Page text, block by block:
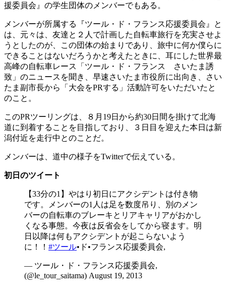
援委員会』の学生団体のメンバーでもある。
メンバーが所属する『ツール・ド・フランス応援委員会』と
は、元々は、友達と２人で計画した自転車旅行を充実させよ
うとしたのが、この団体の始まりであり、旅中に何か僕らに
できることはないだろうかと考えたときに、耳にした世界最
高峰の自転車レース「ツール・ド・フランス さいたま誘
致」のニュースを聞き、早速さいたま市役所に出向き、さい
たま副市長から「大会をPRする」活動許可をいただいたと
のこと。
このPRツーリングは、８月19日から約30日間を掛けて北海
道に到着することを目指しており、３日目を迎えた本日は新
潟付近を走行中とのことだ。
メンバーは、道中の様子をTwitterで伝えている。
初日のツイート
【33分の1】やはり初日にアクシデントは付き物
です。メンバーの1人は足を数度吊り、別のメン
バーの自転車のブレーキとリアキャリアがおかし
くなる事態。今夜は反省会をしてから寝ます。明
日以降は何もアクシデントが起こらないよう
に！！ #ツール•ド•フランス応援委員会,
— ツール・ド・フランス応援委員会,
(@le_tour_saitama) August 19, 2013